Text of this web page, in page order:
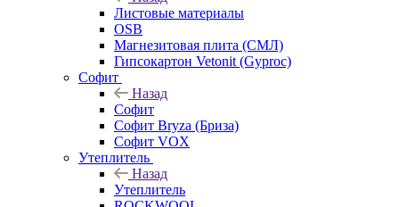
Листовые материалы
OSB
Магнезитовая плита (СМЛ)
Гипсокартон Vetonit (Gyproc)
Софит
Назад
Софит
Софит Bryza (Бриза)
Софит VOX
Утеплитель
Назад
Утеплитель